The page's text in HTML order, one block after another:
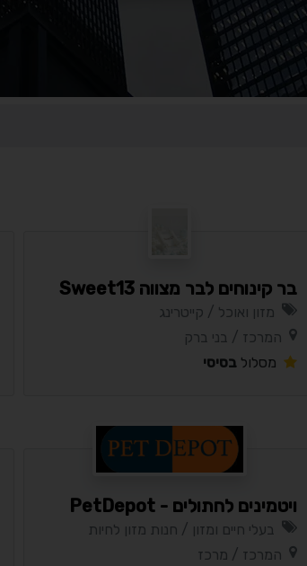
בר קינוחים לבר מצווה Sweet13
מזון ואוכל / קייטרינג
המרכז / בני ברק
מסלול בסיסי
ויטמינים לחתולים - PetDepot
בעלי חיים ומזון / חנות מזון לחיות
המרכז / מרכז